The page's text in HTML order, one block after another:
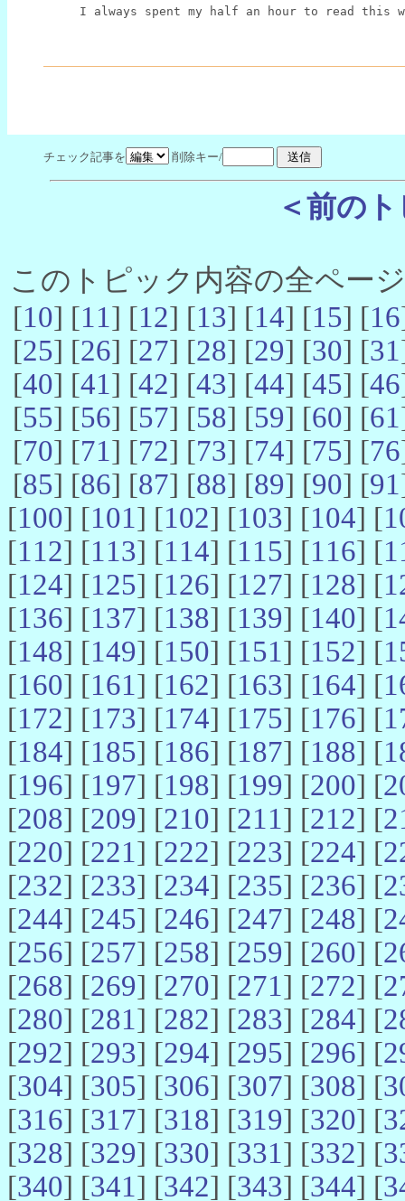
I always spent my half an hour to read
チェック記事を 削除キー/
＜前の
このトピック内容の全ペー
[10] [11] [12] [13] [14] [15] [16
[25] [26] [27] [28] [29] [30] [31
[40] [41] [42] [43] [44] [45] [46
[55] [56] [57] [58] [59] [60] [61
[70] [71] [72] [73] [74] [75] [76
[85] [86] [87] [88] [89] [90] [91
[100] [101] [102] [103] [104] [
[112] [113] [114] [115] [116] [
[124] [125] [126] [127] [128] [
[136] [137] [138] [139] [140] [
[148] [149] [150] [151] [152] [
[160] [161] [162] [163] [164] [
[172] [173] [174] [175] [176] [
[184] [185] [186] [187] [188] [
[196] [197] [198] [199] [200] [
[208] [209] [210] [211] [212] [
[220] [221] [222] [223] [224] [
[232] [233] [234] [235] [236] [
[244] [245] [246] [247] [248] [
[256] [257] [258] [259] [260] [
[268] [269] [270] [271] [272] [
[280] [281] [282] [283] [284] [
[292] [293] [294] [295] [296] [
[304] [305] [306] [307] [308] [
[316] [317] [318] [319] [320] [
[328] [329] [330] [331] [332] [
[340] [341] [342] [343] [344] [